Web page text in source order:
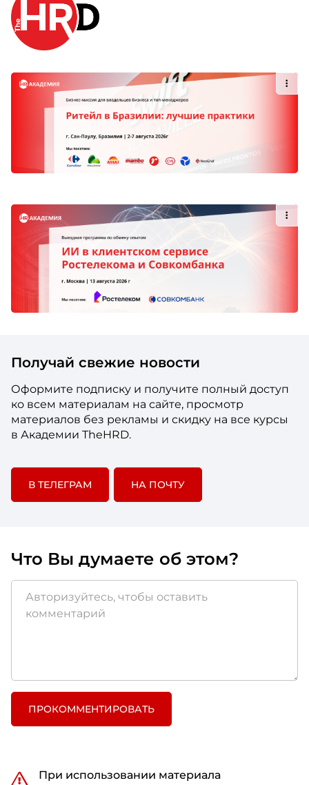
Получай свежие новости
Оформите подписку и получите полный доступ
ко всем материалам на сайте, просмотр
материалов без рекламы и скидку на все курсы
в Академии TheHRD.
В ТЕЛЕГРАМ НА ПОЧТУ
Что Вы думаете об этом?
ПРОКОММЕНТИРОВАТЬ
При использовании материала